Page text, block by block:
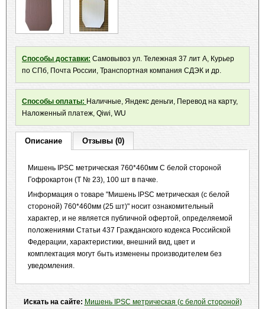
Способы доставки: Самовывоз ул. Тележная 37 лит А, Курьер
по СПб, Почта России, Транспортная компания СДЭК и др.
Способы оплаты: Наличные, Яндекс деньги, Перевод на карту,
Наложенный платеж, Qiwi, WU
Описание Отзывы (0)
Мишень IPSC метрическая 760*460мм С белой стороной
Гофрокартон (Т № 23), 100 шт в пачке.
Информация о товаре "Мишень IPSC метрическая (с белой
стороной) 760*460мм (25 шт)" носит ознакомительный
характер, и не является публичной офертой, определяемой
положениями Статьи 437 Гражданского кодекса Российской
Федерации, характеристики, внешний вид, цвет и
комплектация могут быть изменены производителем без
уведомления.
Искать на сайте: Мишень IPSC метрическая (с белой стороной)